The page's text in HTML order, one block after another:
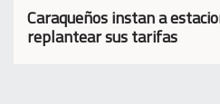
Caraqueños instan a
replantear sus tarifas